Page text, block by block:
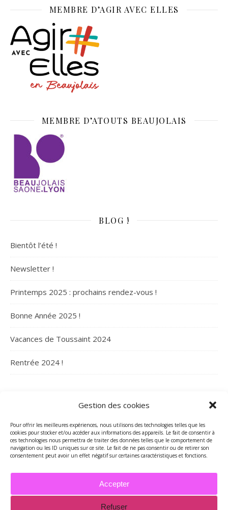
Gestion des cookies
Pour offrir les meilleures expériences, nous utilisons des technologies telles que les
cookies pour stocker et/ou accéder aux informations des appareils. Le fait de consentir à
ces technologies nous permettra de traiter des données telles que le comportement de
navigation ou les ID uniques sur ce site. Le fait de ne pas consentir ou de retirer son
consentement peut avoir un effet négatif sur certaines caractéristiques et fonctions.
Accepter
Refuser
MEMBRE D’AGIR AVEC ELLES
MEMBRE D’ATOUTS BEAUJOLAIS
BLOG !
Bientôt l’été !
Newsletter !
Printemps 2025 : prochains rendez-vous !
Bonne Année 2025 !
Vacances de Toussaint 2024
Rentrée 2024 !
ARCHIVES
Archives